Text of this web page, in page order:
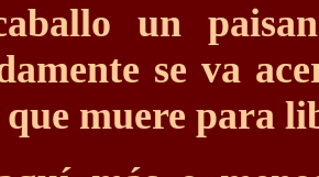
un
se va
muere para